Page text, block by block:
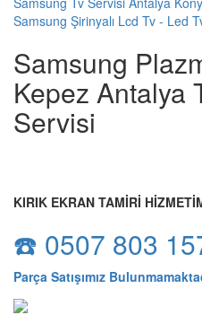
Samsung Şirinyalı Lcd Tv - Led
Samsung
Kepez Antalya
Servisi
KIRIK EKRAN TAMİRİ
☎️ 0507 803
Parça Satışımız